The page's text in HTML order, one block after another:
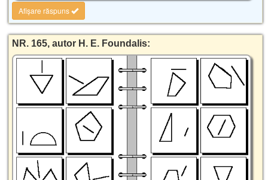
Afișare răspuns
NR. 165, autor H. E. Foundalis: